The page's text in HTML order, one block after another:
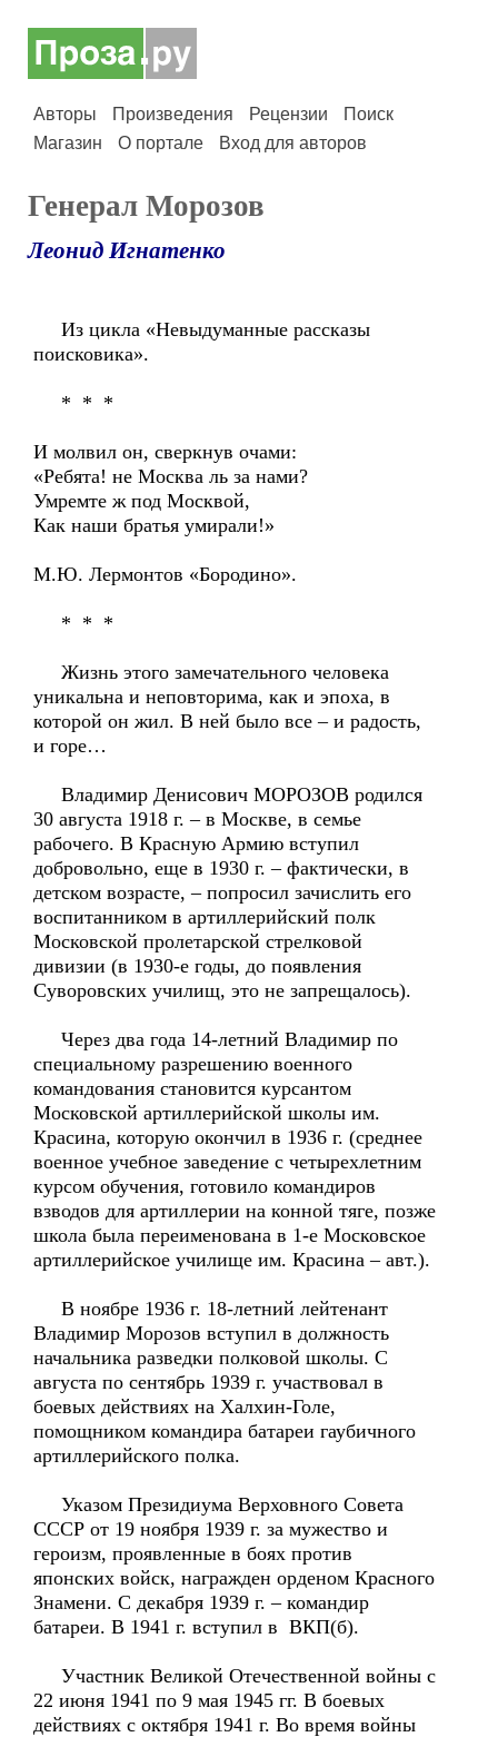
Авторы Произведения Рецензии
Поиск
Магазин
О портале Вход для авторов
Генерал Морозов
Леонид Игнатенко
Из цикла «Невыдуманные рассказы
поисковика».
* * *
И молвил он, сверкнув очами:
«Ребята! не Москва ль за нами?
Умремте ж под Москвой,
Как наши братья умирали!»
М.Ю. Лермонтов «Бородино».
* * *
Жизнь этого замечательного человека
уникальна и неповторима, как и эпоха, в
которой он жил. В ней было все – и радость,
и горе…
Владимир Денисович МОРОЗОВ родился
30 августа 1918 г. – в Москве, в семье
рабочего. В Красную Армию вступил
добровольно, еще в 1930 г. – фактически, в
детском возрасте, – попросил зачислить его
воспитанником в артиллерийский полк
Московской пролетарской стрелковой
дивизии (в 1930-е годы, до появления
Суворовских училищ, это не запрещалось).
Через два года 14-летний Владимир по
специальному разрешению военного
командования становится курсантом
Московской артиллерийской школы им.
Красина, которую окончил в 1936 г. (среднее
военное учебное заведение с четырехлетним
курсом обучения, готовило командиров
взводов для артиллерии на конной тяге, позже
школа была переименована в 1-е Московское
артиллерийское училище им. Красина – авт.).
В ноябре 1936 г. 18-летний лейтенант
Владимир Морозов вступил в должность
начальника разведки полковой школы. С
августа по сентябрь 1939 г. участвовал в
боевых действиях на Халхин-Голе,
помощником командира батареи гаубичного
артиллерийского полка.
Указом Президиума Верховного Совета
СССР от 19 ноября 1939 г. за мужество и
героизм, проявленные в боях против
японских войск, награжден орденом Красного
Знамени. С декабря 1939 г. – командир
батареи. В 1941 г. вступил в ВКП(б).
Участник Великой Отечественной войны с
22 июня 1941 по 9 мая 1945 гг. В боевых
действиях с октября 1941 г. Во время войны